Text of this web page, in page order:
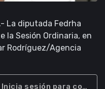
La diputada Fedrha
la Sesión Ordinaria, en
Rodríguez/Agencia
Inicia sesión para